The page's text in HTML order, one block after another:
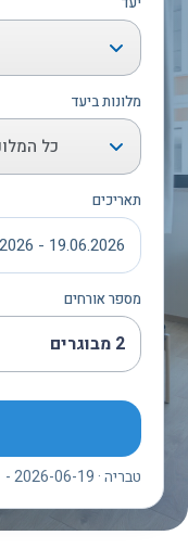
מלונות ביעד
כל
תאריכים
19.06.2026 - 21.06.2026
מספר אורחים
2 מבוגרים
טבריה · 2026-06-19 - 2026-06-21 · 2 מבוגרים